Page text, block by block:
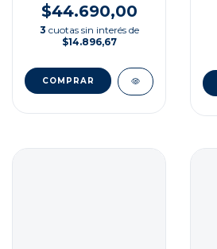
$44.690,00
3 cuotas sin interés de
$14.896,67